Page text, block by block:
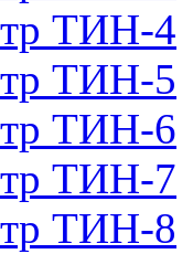
ТИН-4
ТИН-5
ТИН-6
ТИН-7
ТИН-8